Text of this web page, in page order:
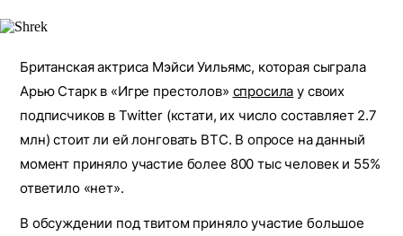
Британская актриса Мэйси Уильямс, которая сыграла
Арью Старк в «Игре престолов» спросила у своих
подписчиков в Twitter (кстати, их число составляет 2.7
млн) стоит ли ей лонговать BTC. В опросе на данный
момент приняло участие более 800 тыс человек и 55%
ответило «нет».
В обсуждении под твитом приняло участие большое